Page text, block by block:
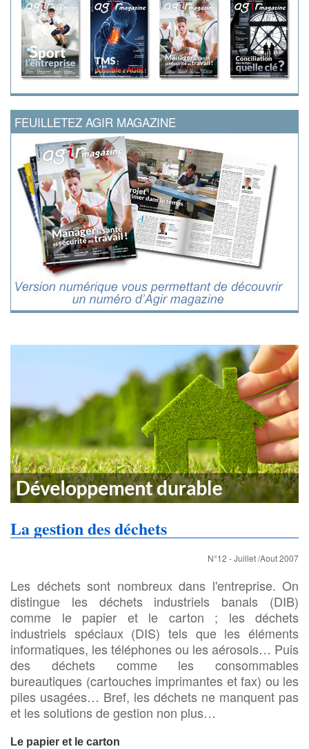
FEUILLETEZ AGIR MAGAZINE
La gestion des déchets
N°12 - Juillet /Aout 2007
Les déchets sont nombreux dans l'entreprise. On
distingue les déchets industriels banals (DIB)
comme le papier et le carton ; les déchets
industriels spéciaux (DIS) tels que les éléments
informatiques, les téléphones ou les aérosols… Puis
des déchets comme les consommables
bureautiques (cartouches imprimantes et fax) ou les
piles usagées… Bref, les déchets ne manquent pas
et les solutions de gestion non plus…
Le papier et le carton